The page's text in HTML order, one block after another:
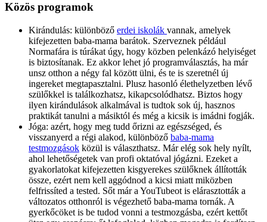
Közös programok
Kirándulás: különböző erdei iskolák vannak, amelyek
kifejezetten baba-mama barátok. Szerveznek például
Normafára is túrákat úgy, hogy közben pelenkázó helyiséget
is biztosítanak. Ez akkor lehet jó programválasztás, ha már
unsz otthon a négy fal között ülni, és te is szeretnél új
ingereket megtapasztalni. Plusz hasonló élethelyzetben lévő
szülőkkel is találkozhatsz, kikapcsolódhatsz. Biztos hogy
ilyen kirándulások alkalmával is tudtok sok új, hasznos
praktikát tanulni a másiktól és még a kicsik is imádni fogják.
Jóga: azért, hogy meg tudd őrizni az egészséged, és
visszanyerd a régi alakod, különböző baba-mama
testmozgások közül is választhatsz. Már elég sok hely nyílt,
ahol lehetőségetek van profi oktatóval jógázni. Ezeket a
gyakorlatokat kifejezetten kisgyerekes szülőknek állították
össze, ezért nem kell aggódnod a kicsi miatt miközben
felfrissíted a tested. Sőt már a YouTubeot is elárasztották a
változatos otthonról is végezhető baba-mama tornák. A
gyerkőcöket is be tudod vonni a testmozgásba, ezért kettőt